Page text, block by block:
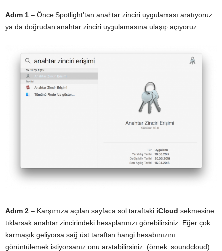
Adım 1 – Önce Spotlight’tan anahtar zinciri uygulaması aratıyoruz
ya da doğrudan anahtar zinciri uygulamasına ulaşıp açıyoruz
Adım 2 – Karşımıza açılan sayfada sol taraftaki iCloud sekmesine
tıklarsak anahtar zincirindeki hesaplarınızı görebilirsiniz. Eğer çok
karmaşık geliyorsa sağ üst taraftan hangi hesabınızını
görüntülemek istiyorsanız onu aratabilirsiniz. (örnek: soundcloud)